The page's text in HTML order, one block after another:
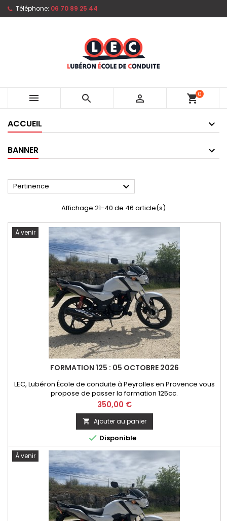
Téléphone: 06 70 89 25 44
   shopping_cart0
ACCUEIL
BANNER
Pertinence 
Affichage 21-40 de 46 article(s)
À venir
FORMATION 125 : 05 OCTOBRE 2026
LEC, Lubéron École de conduite à Peyrolles en Provence vous
propose de passer la formation 125cc.
Prix
350,00 €
 Ajouter au panier
 Disponible
À venir